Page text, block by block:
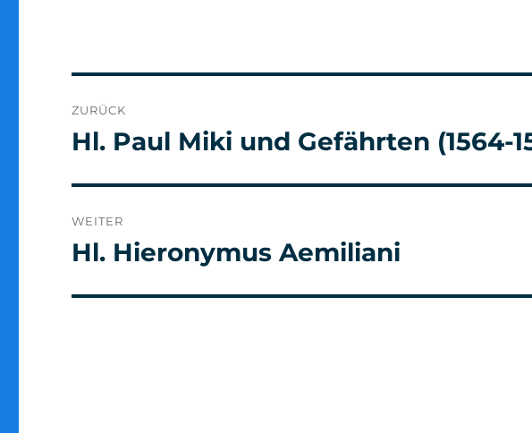
ZURÜCK
Vorheriger
Hl. Paul Miki und Gefährten (1564-
WEITER
Nächster
Hl. Hieronymus Aemiliani